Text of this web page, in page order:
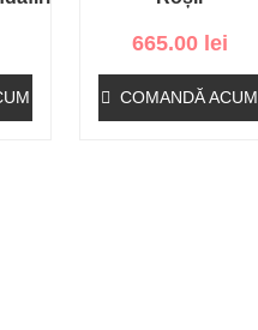
665.00 lei
COMANDĂ ACUM